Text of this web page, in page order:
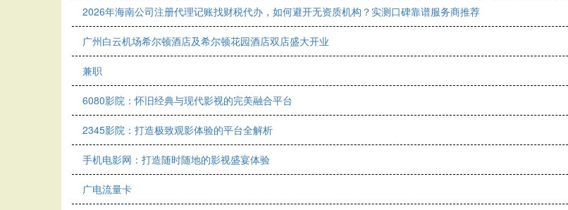
2026年海南公司注册代理记账找财税代办，如何避开无资质机构？实测口碑靠谱服务商推荐
广州白云机场希尔顿酒店及希尔顿花园酒店双店盛大开业
兼职
6080影院：怀旧经典与现代影视的完美融合平台
2345影院：打造极致观影体验的平台全解析
手机电影网：打造随时随地的影视盛宴体验
广电流量卡